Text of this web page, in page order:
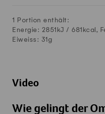
1 Portion enthält:
Energie: 2851kJ / 681 kcal,
Eiweiss: 31g
Video
Wie gelingt der